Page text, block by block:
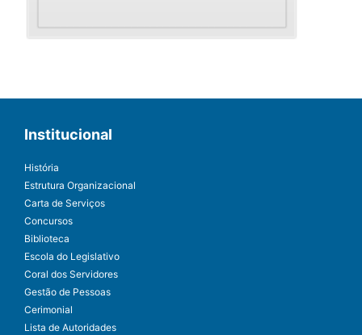
Institucional
História
Estrutura Organizacional
Carta de Serviços
Concursos
Biblioteca
Escola do Legislativo
Coral dos Servidores
Gestão de Pessoas
Cerimonial
Lista de Autoridades